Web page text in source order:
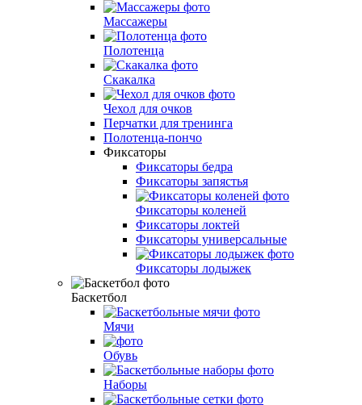
Массажеры
Полотенца
Скакалка
Чехол для очков
Перчатки для тренинга
Полотенца-пончо
Фиксаторы
Фиксаторы бедра
Фиксаторы запястья
Фиксаторы коленей
Фиксаторы локтей
Фиксаторы универсальные
Фиксаторы лодыжек
Баскетбол
Мячи
Обувь
Наборы